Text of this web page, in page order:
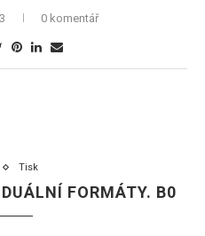
0 komentář
Tisk
FORMÁTY. B0